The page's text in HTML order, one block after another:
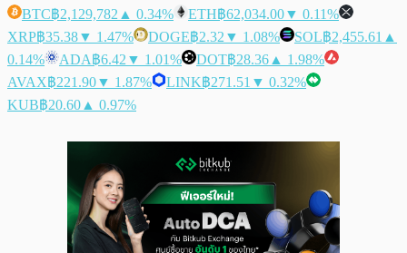
BTC฿2,129,782 ▲ 0.34% ETH฿62,034.00▼ 0.11%
XRP฿35.38▼ 1.47% DOGE฿2.32 ▼ 1.08% SOL฿2,455.61 ▲
0.14%
ADA฿6.42 ▼ 1.01% DOT฿28.36 ▲ 1.98%
AVAX฿221.90▼ 1.87% LINK฿271.51 ▼ 0.32%
KUB฿20.60 ▲ 0.97%